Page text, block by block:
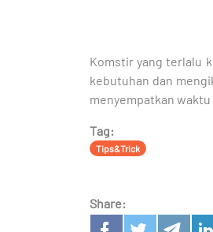
Komstir yang terlalu
kebutuhan dan
menyempatkan
Tag:
Tips&Trick
Share: